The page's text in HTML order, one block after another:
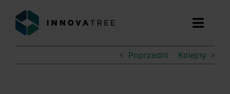
zawartości
ZNAJDŹ DOTACJEPoprzedni Kolejny